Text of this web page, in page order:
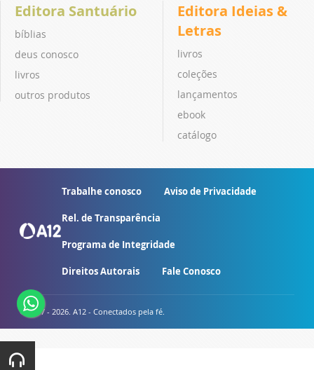
Editora Santuário
bíblias
deus conosco
livros
outros produtos
Editora Ideias &
Letras
livros
coleções
lançamentos
ebook
catálogo
Trabalhe conosco Aviso de Privacidade
Rel. de Transparência
Programa de Integridade
Direitos Autorais Fale Conosco
© 2007 - 2026. A12 - Conectados pela fé.